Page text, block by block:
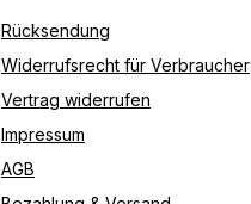
Rücksendung
Widerrufsrecht für Verbraucher
Vertrag widerrufen
Impressum
AGB